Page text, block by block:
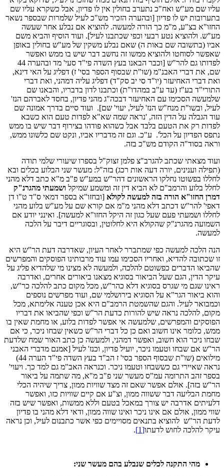
עליו שם מע"ש ואח"כ נתערב בחולין אין לו פדיון, אבל כשקרא עליו שם
בתערובות יש לו פדיון [ובהערה הזכיר מש"כ לעיל שלמרות שבספר נשאר
החזו"א בצ"ע, מ"מ כך הורה למעשה. להוציא אם נבלע אחר שעשה
מע"ש. ולהוציא נטע רבעי וכפי שכתבנו לעיל]. ועוד הוסיף והביא משם
אביו (בתשובה שם באות ה) שאם נבלע משקין של מע"ש בחולין באופן
שאפשר לסוחטו ולהוציא ממשו זה נחשב דבר שיש בו ממש ואפשר
לפדותו גם להר"ש [וכבר הבאנו בעץ השדה פי"ד סעי' מד ובהערה 44
שם, את דברי האבנ"מ (שו"ת שבסוף הספר בסי' ז) דפליג על האי דינא,
ואת דברי האחיעזר (יו"ד סי יב סק"ד) דפליג עליה דמהני, ואת דברי
התורי"ד בע"ז (עד ע"ב במהדו"ת) וכתבנו לדון בדבריו, והבאנו שם
שלמעשה הסכימו עם האחיעזר דבכה"ג מהני פדיון, בחסד לאברהם הנז'
לעיל, ובשו"ת מנח"ש הנז' לעיל, יעוי' שם]. ועוד סיים בדרך אמונה שם
עוד הגבלה על הדין הזה, 'נראה שמה שא"א לפדות טעם הוא כשבא
לפדות רק את הטעם בלבד אבל כשהוא פודהו בצירוף דבר שיש בו ממש
נתפס הפדיון על הכל'. ע"כ. וגם זה מדבריו אביו, ונקט שם כלשונו ממש,
וראה בסוד"ה הקודם מש"כ בזה.
ועוד מצאתי שכתב להגרב"צ פלמן זצוק"ל בספרו שיעורי שלמי תודה
(תפילה וענינים, יורה דעה אות רכג) בזה"ל: מעשר שני הבלוע בכלים ובא
לחללו בפשוטו נחלקו הראשונים דהר"ש במע"ש פ"ב מ"א כתב דלא מהני
לחלל בלוע והרמב"ם לא הביא דין זה ומשמע שמיקל ושמעתי מהגרנ"ק
דמרן החזו"א הורה בזה למעשה לקולא [ובחזו"א בספר דמאי ס"ד ט"ו דן
דאפי' להר"ש דכתב דלא מהני מ"מ אם קורא שם על מע"ש בלוע מהני
לחללו ושמעתי פעם שעל כגון זה היקל החזו"א למעשה]. ואינני יודע אם
השמועה מהגרנ"ק שהקולא היא לחלוטין, ובסוגריים דיבר על הלכה
למעשה.
הנה הלכה למעשה כפי שמתברר לאחר העיון, שאדרבה דעת הר"ש היא
זו שכתובה להדיא, ואחריו הסכימו עמו עוד מרבותינו הפוסקים והמפרשים
שהביאו הדברים כפשוטם להלכה, ולמעשה לא מצינו מי שלהדיא פליג על
עיקר הדין, הגם שעל הביאור בסוגיא מצאנו ביאורים אחרים, ואדרבה
ראינו שגם מי שגרס בסוגיא דלא כהר"ש, מכל מקום כתב להלכה כר"ש,
והוא ביאור הגר"א על הסוגיא בירושלמי שם, ועוד מפרשים נוספים
וכמבואר לעיל. והגם שהשמטת הרמב"ם היא אכן טענה אלימתא, מכל
מקום, להלכה נראה שיש להורות כדעת הר"ש וכפי שהביאו את דבריו
הפוסקים והמפרשים, שלמעשה אי אפשר לפדות בלוע, או מחמת שאין בו
ממש, כלומר אינו חשוב ואם כן כל דברי הר"ש כשאין שבחו ניכר, כי אם
שבחו ניכר הוא חשוב, ואפשר דמהני, ולמעשה כן כתב האור שמח שלדעת
הר"ש אם שבחו וטעמו ניכר, יועיל פדיון, וכנז' לעיל [אמנם מדברי האבני
מילואים (שו"ת שבסוף הספר בסי' ז הב"ד בעץ השדה פי"ד הערה 44)
נראה שאיירי גם כששבחו וטעמו ניכר. וכנראה האב"מ גם למד כך. ויעוי'
בספר זהב התרומה עמ"ס מעשר שני פ"ב מ"א, מה שתמה על ביאור
הר"ש בזה]. אולם אפשר שאם זה מצד שוויות ממון, צריך שיהיה הכלי
מחמת הבליעה דבר ששווה ממון, וצ"ע אם קיים שוויות כזו, ואפשר
דלעיתים אדרבה יש צורך במאכל בטעם וללא ממשות, ואפשר שיש בזה
שווי ממון, אולם אם אינו ניכר ואינו שווה ממון, ודאי דלא מהני בו פדיון
לדעת הר"ש להוציא בתנאים מסויימים כפי אשר כתבנום לעיל, וכן נראה
עיקר להלכה לחוש לדעתו[1]
.
מהי התקנה לכלים שנבלע בהם מעשר שני: